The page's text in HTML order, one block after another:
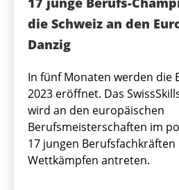
die Schweiz an den
Danzig
In fünf Monaten werden die
2023 eröffnet. Das
wird an den europäischen
Berufsmeisterschaften im
17 jungen
Wettkämpfen antreten.